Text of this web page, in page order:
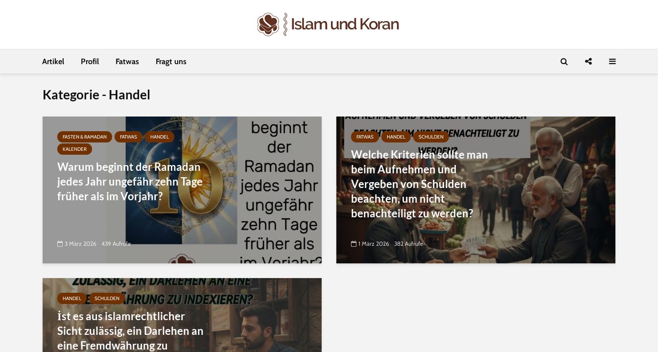
Artikel Profil Fatwas Fragt uns
Kategorie - Handel
FASTEN & RAMADAN FATWAS
HANDEL
KALENDER
Warum beginnt der Ramadan
jedes Jahr ungefähr zehn Tage
früher als im Vorjahr?
3 März 2026 439 Aufrufe
FATWAS HANDEL SCHULDEN
Welche Kriterien sollte man
beim Aufnehmen und
Vergeben von Schulden
beachten, um nicht
benachteiligt zu werden?
1 März 2026 382 Aufrufe
HANDEL SCHULDEN
İst es aus islamrechtlicher
Sicht zulässig, ein Darlehen an
eine Fremdwährung zu